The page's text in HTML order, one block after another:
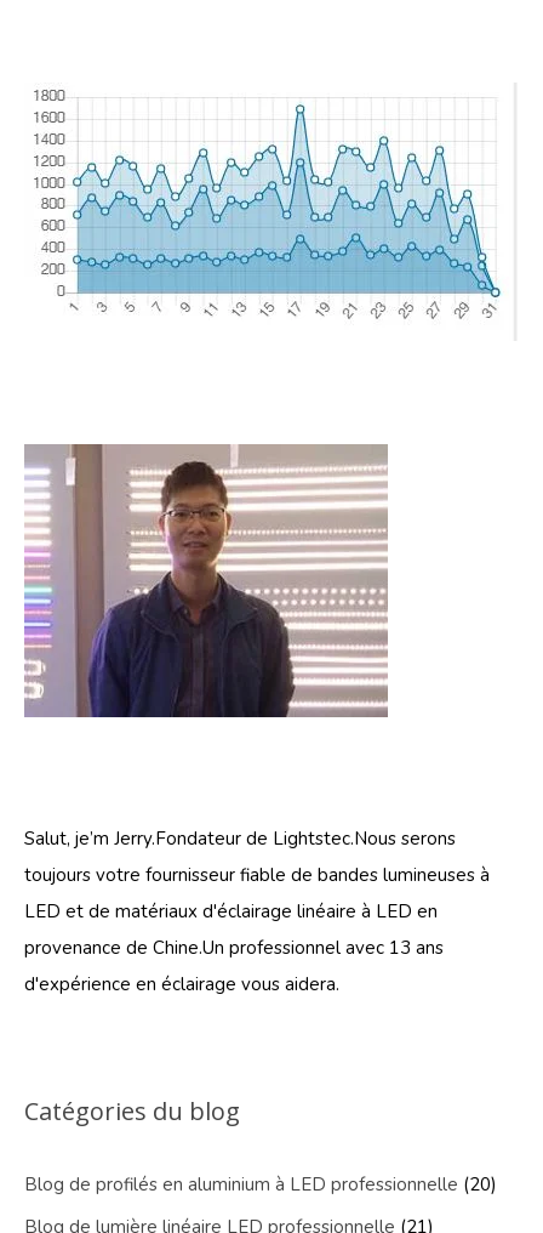
Salut, je’m Jerry.Fondateur de Lightstec.Nous serons
toujours votre fournisseur fiable de bandes lumineuses à
LED et de matériaux d'éclairage linéaire à LED en
provenance de Chine.Un professionnel avec 13 ans
d'expérience en éclairage vous aidera.
Catégories du blog
Blog de profilés en aluminium à LED professionnelle (20)
Blog de lumière linéaire LED professionnelle (21)